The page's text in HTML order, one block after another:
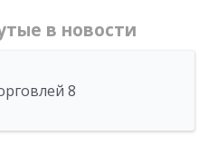
в новости
8